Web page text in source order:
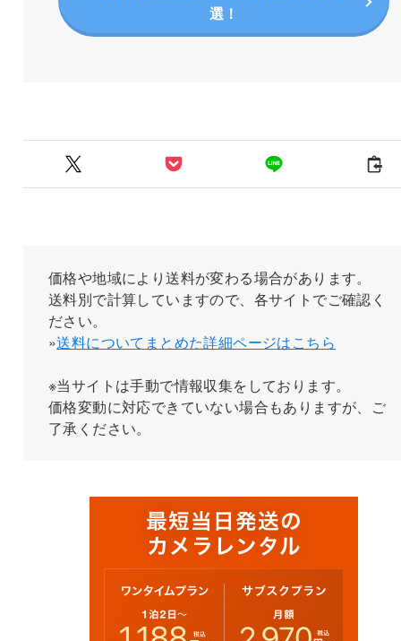
選！
価格や地域により送料が変わる場合があります。
送料別で計算していますので、各サイトでご確認く
ださい。
»送料についてまとめた詳細ページはこちら
※当サイトは手動で情報収集をしております。
価格変動に対応できていない場合もありますが、ご
了承ください。